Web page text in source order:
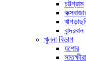
চট্টগ্রাম
বান্দরবান
খুলনা বিভাগ
যশোর
সাতক্ষীরা